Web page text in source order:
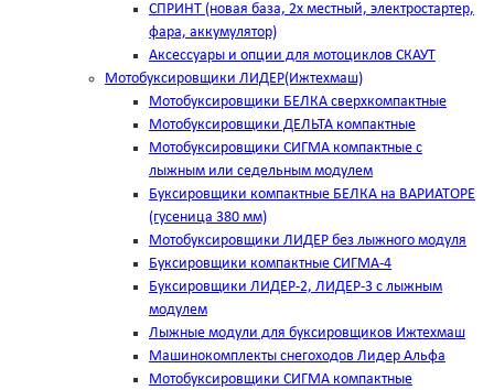
СПРИНТ (новая база, 2х местный, электростартер,
фара, аккумулятор)
Аксессуары и опции для мотоциклов СКАУТ
Мотобуксировщики ЛИДЕР(Ижтехмаш)
Мотобуксировщики БЕЛКА сверхкомпактные
Мотобуксировщики ДЕЛЬТА компактные
Мотобуксировщики СИГМА компактные с
лыжным или седельным модулем
Буксировщики компактные БЕЛКА на ВАРИАТОРЕ
(гусеница 380 мм)
Мотобуксировщики ЛИДЕР без лыжного модуля
Буксировщики компактные СИГМА-4
Буксировщики ЛИДЕР-2, ЛИДЕР-3 c лыжным
модулем
Лыжные модули для буксировщиков Ижтехмаш
Машинокомплекты снегоходов Лидер Альфа
Мотобуксировщики СИГМА компактные